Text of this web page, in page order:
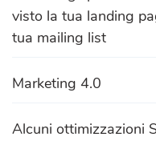
visto la tua landing
tua mailing list
Marketing 4.0
Alcuni ottimizzazioni